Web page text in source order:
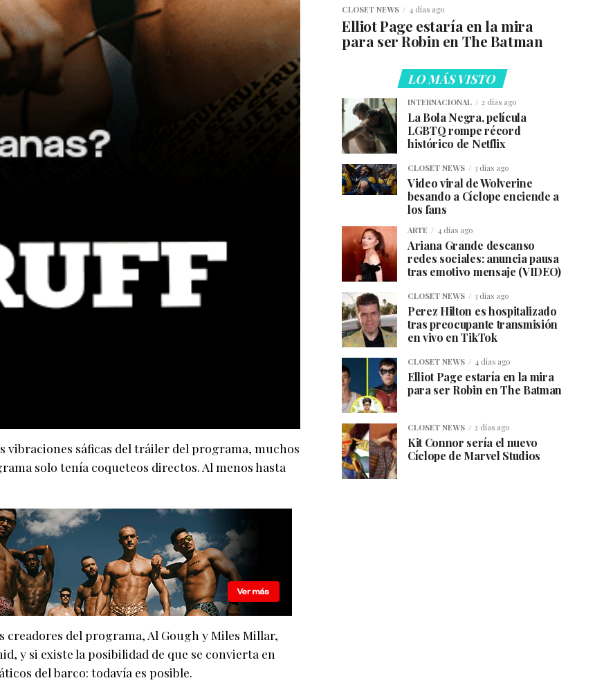
vibraciones sáficas del tráiler del programa, muchos
solo tenía coqueteos directos. Al menos hasta
creadores del programa, Al Gough y Miles Millar,
y si existe la posibilidad de que se convierta en
del barco: todavía es posible.
CLOSET NEWS 4 días ago
Elliot Page estaría en la mira
para ser Robin en The Batman
LO MÁS VISTO
INTERNACIONAL 2 días ago
La Bola Negra, película
LGBTQ rompe récord
histórico de Netflix
CLOSET NEWS 3 días ago
Video viral de Wolverine
besando a Cíclope enciende a
los fans
ARTE 4 días ago
Ariana Grande descanso
redes sociales: anuncia pausa
tras emotivo mensaje (VIDEO)
CLOSET NEWS 3 días ago
Perez Hilton es hospitalizado
tras preocupante transmisión
en vivo en TikTok
CLOSET NEWS 4 días ago
Elliot Page estaría en la mira
para ser Robin en The Batman
CLOSET NEWS 2 días ago
Kit Connor sería el nuevo
Cíclope de Marvel Studios